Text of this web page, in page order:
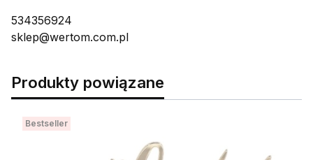
534356924
sklep@wertom.com.pl
Produkty powiązane
Bestseller